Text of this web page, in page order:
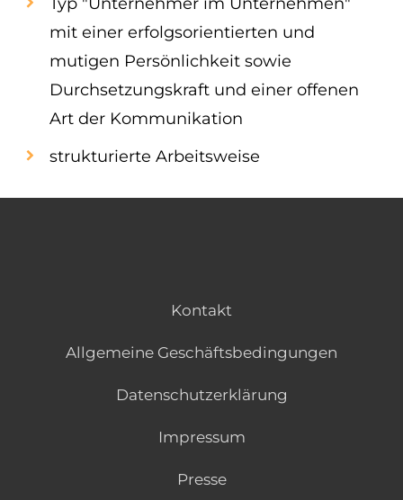
mit einer erfolgsorientierten und
mutigen Persönlichkeit sowie
Durchsetzungskraft und einer offenen
Art der Kommunikation
strukturierte Arbeitsweise
Kontakt
Allgemeine Geschäftsbedingungen
Datenschutzerklärung
Impressum
Presse